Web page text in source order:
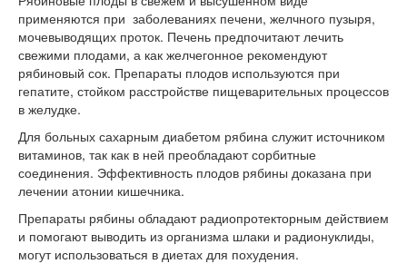
применяются при заболеваниях печени, желчного пузыря,
мочевыводящих проток. Печень предпочитают лечить
свежими плодами, а как желчегонное рекомендуют
рябиновый сок. Препараты плодов используются при
гепатите, стойком расстройстве пищеварительных процессов
в желудке.
Для больных сахарным диабетом рябина служит источником
витаминов, так как в ней преобладают сорбитные
соединения. Эффективность плодов рябины доказана при
лечении атонии кишечника.
Препараты рябины обладают радиопротекторным действием
и помогают выводить из организма шлаки и радионуклиды,
могут использоваться в диетах для похудения.